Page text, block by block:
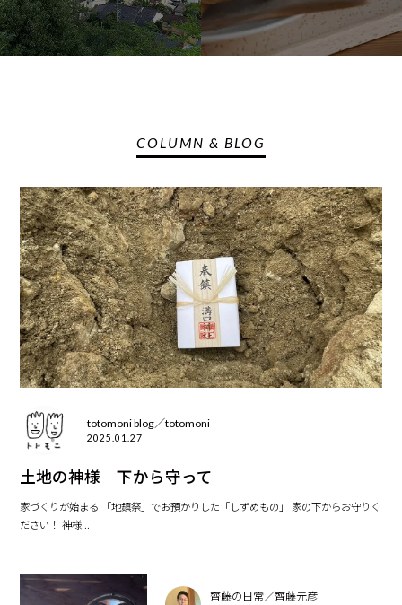
COLUMN & BLOG
totomoni blog／totomoni
2025.01.27
土地の神様 下から守って
家づくりが始まる 「地鎮祭」でお預かりした「しずめもの」 家の下からお守りく
ださい！ 神様...
齊藤の日常／齊藤元彦